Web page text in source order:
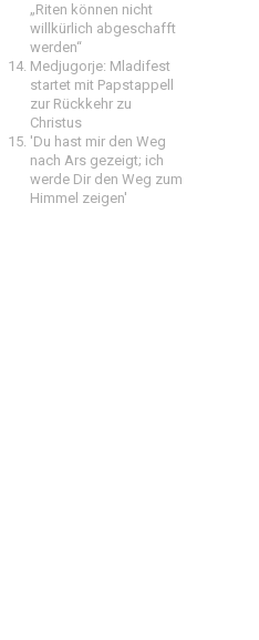
„Riten können nicht
willkürlich abgeschafft
werden“
Medjugorje: Mladifest
startet mit Papstappell
zur Rückkehr zu
Christus
'Du hast mir den Weg
nach Ars gezeigt; ich
werde Dir den Weg zum
Himmel zeigen'